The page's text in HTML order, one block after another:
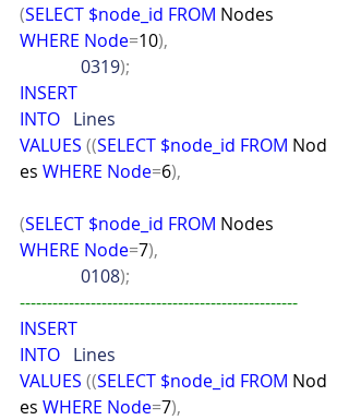
(SELECT $node_id FROM Nodes
WHERE Node=10),
0319);
INSERT
INTO Lines
VALUES ((SELECT $node_id FROM Nod
es WHERE Node=6),
(SELECT $node_id FROM Nodes
WHERE Node=7),
0108);
---------------------------------------------------
INSERT
INTO Lines
VALUES ((SELECT $node_id FROM Nod
es WHERE Node=7),